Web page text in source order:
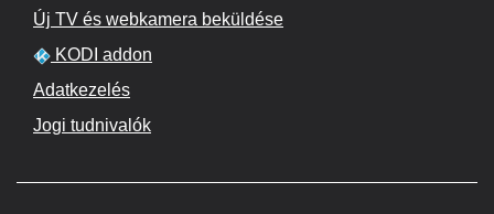
Új TV és webkamera beküldése
KODI addon
Adatkezelés
Jogi tudnivalók